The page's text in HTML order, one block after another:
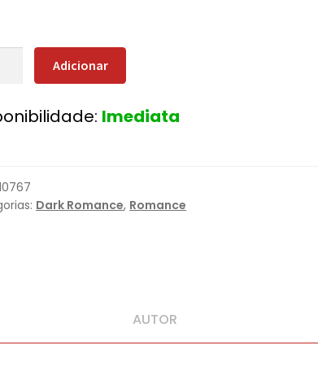
Adicionar
Imediata
Dark Romance, Romance
AUTOR